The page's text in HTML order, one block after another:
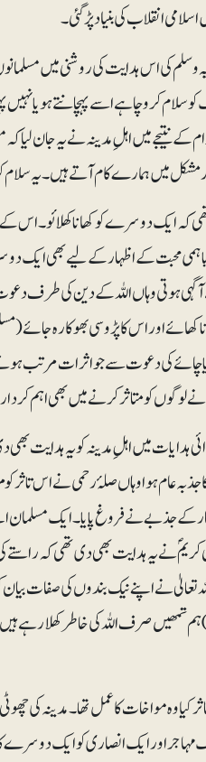
انقلاب کی بنیاد پڑگئی۔
وسلم کی اس ہدایت کی روشنی میں
کو سلام کرو چاہے اسے پہچانتے ہو یا
نتیجے میں اہلِ مدینہ نے یہ جان لیا
میں ہمارے کام آتے ہیں۔ یہ سلام
ایک دوسرے کو کھانا کھلائو۔ اس کے
باہمی محبت کے اظہار کے لیے بھی
ہوتی وہاں اللہ کے دین کی طرف
کھائے اور اس کا پڑوسی بھوکا رہ
یا چائے کی دعوت سے جو اثرات مرتب
کو متاثر کرنے میں بھی اہم کردار
ہدایات میں اہلِ مدینہ کو یہ ہدایت
عام ہوا وہاں صلۂ رحمی نے اس
کے جذبے نے فروغ پایا۔ ایک مسلمان
نے یہ ہدایت بھی دی تھی کہ راستے
تعالیٰ نے اپنے نیک بندوں کی صفات
وہ مواخات کا عمل تھا۔ مدینہ کی
مہاجر اور ایک انصاری کو ایک دوسرے